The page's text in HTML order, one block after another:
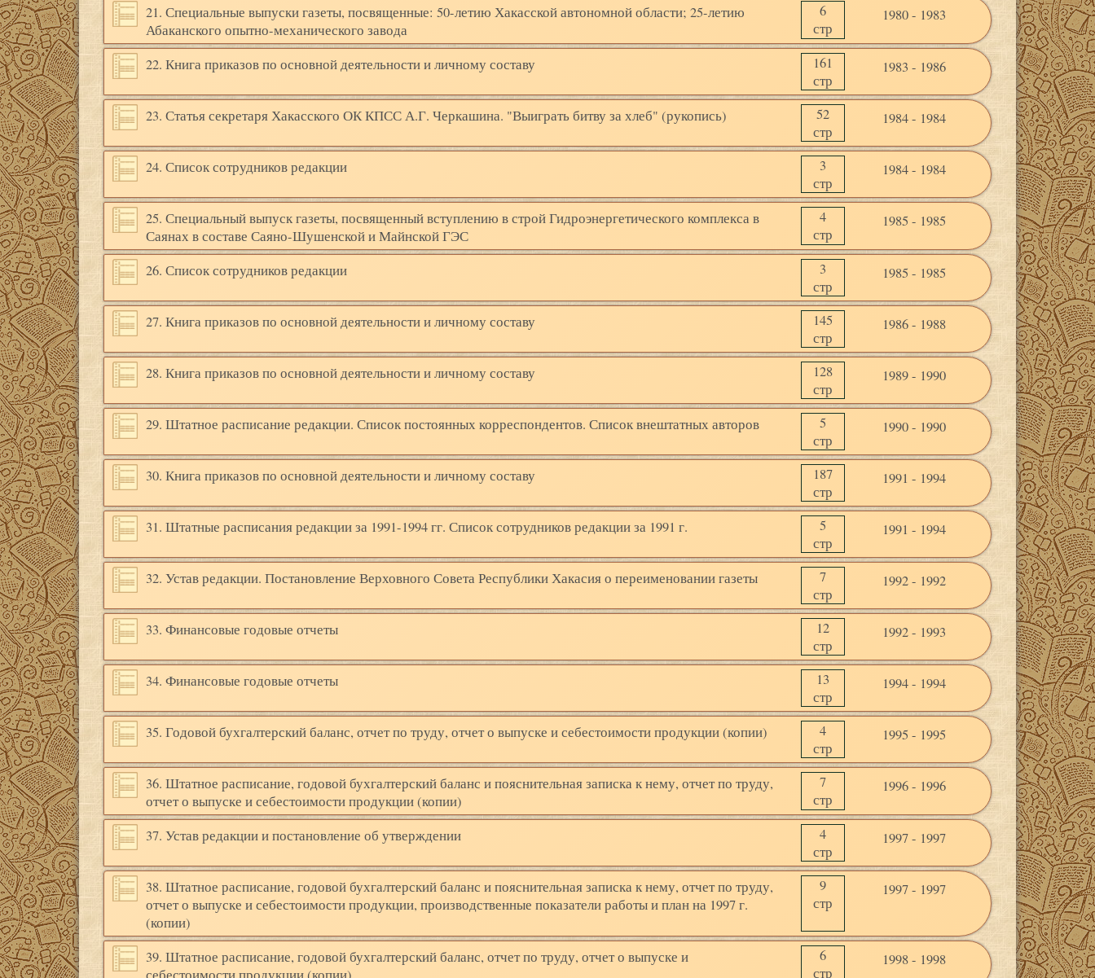
21. Специальные выпуски газеты, посвященные: 50-летию Хакасской автономной области; 25-летию
Абаканского опытно-механического завода
6
стр
1980 - 1983
22. Книга приказов по основной деятельности и личному составу
161
стр
1983 - 1986
23. Статья секретаря Хакасского ОК КПСС А.Г. Черкашина. "Выиграть битву за хлеб" (рукопись)
52
стр
1984 - 1984
24. Список сотрудников редакции
3
стр
1984 - 1984
25. Специальный выпуск газеты, посвященный вступлению в строй Гидроэнергетического комплекса в
Саянах в составе Саяно-Шушенской и Майнской ГЭС
4
стр
1985 - 1985
26. Список сотрудников редакции
3
стр
1985 - 1985
27. Книга приказов по основной деятельности и личному составу
145
стр
1986 - 1988
28. Книга приказов по основной деятельности и личному составу
128
стр
1989 - 1990
29. Штатное расписание редакции. Список постоянных корреспондентов. Список внештатных авторов
5
стр
1990 - 1990
30. Книга приказов по основной деятельности и личному составу
187
стр
1991 - 1994
31. Штатные расписания редакции за 1991-1994 гг. Список сотрудников редакции за 1991 г.
5
стр
1991 - 1994
32. Устав редакции. Постановление Верховного Совета Республики Хакасия о переименовании газеты
7
стр
1992 - 1992
33. Финансовые годовые отчеты
12
стр
1992 - 1993
34. Финансовые годовые отчеты
13
стр
1994 - 1994
35. Годовой бухгалтерский баланс, отчет по труду, отчет о выпуске и себестоимости продукции (копии)
4
стр
1995 - 1995
36. Штатное расписание, годовой бухгалтерский баланс и пояснительная записка к нему, отчет по труду,
отчет о выпуске и себестоимости продукции (копии)
7
стр
1996 - 1996
37. Устав редакции и постановление об утверждении
4
стр
1997 - 1997
38. Штатное расписание, годовой бухгалтерский баланс и пояснительная записка к нему, отчет по труду,
отчет о выпуске и себестоимости продукции, производственные показатели работы и план на 1997 г.
(копии)
9
стр
1997 - 1997
39. Штатное расписание, годовой бухгалтерский баланс, отчет по труду, отчет о выпуске и
6
стр
1998 - 1998